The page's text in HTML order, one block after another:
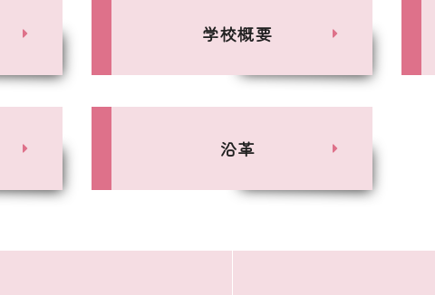
学校概要
沿革